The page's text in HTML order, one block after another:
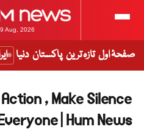
9 Aug, 2026
صفحۂ اول تازہ ترین پاکستان دنیا
, Make Silence
| Hum News